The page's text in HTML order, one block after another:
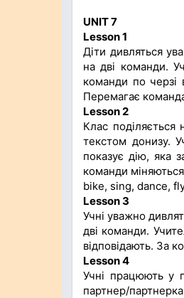
UNIT 7
Lesson 1
Діти дивляться
на дві команди.
команди по черзі
Перемагає
Lesson 2
Клас поділяється
текстом донизу.
показує дію, яка
команди
bike, sing, dance,
Lesson 3
Учні уважно
дві команди.
відповідають. За
Lesson 4
Учні працюють у
партнер/